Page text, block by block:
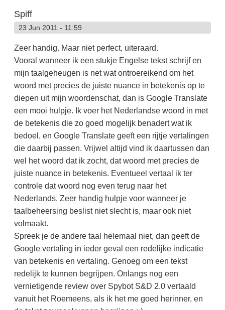
Spiff
23 Jun 2011 - 11:59
Zeer handig. Maar niet perfect, uiteraard.
Vooral wanneer ik een stukje Engelse tekst schrijf en
mijn taalgeheugen is net wat ontroereikend om het
woord met precies de juiste nuance in betekenis op te
diepen uit mijn woordenschat, dan is Google Translate
een mooi hulpje. Ik voer het Nederlandse woord in met
de betekenis die zo goed mogelijk benadert wat ik
bedoel, en Google Translate geeft een rijtje vertalingen
die daarbij passen. Vrijwel altijd vind ik daartussen dan
wel het woord dat ik zocht, dat woord met precies de
juiste nuance in betekenis. Eventueel vertaal ik ter
controle dat woord nog even terug naar het
Nederlands. Zeer handig hulpje voor wanneer je
taalbeheersing beslist niet slecht is, maar ook niet
volmaakt.
Spreek je de andere taal helemaal niet, dan geeft de
Google vertaling in ieder geval een redelijke indicatie
van betekenis en vertaling. Genoeg om een tekst
redelijk te kunnen begrijpen. Onlangs nog een
vernietigende review over Spybot S&D 2.0 vertaald
vanuit het Roemeens, als ik het me goed herinner, en